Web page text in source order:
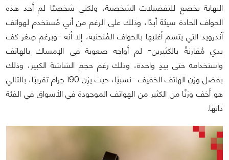
النهاية يخضع للتفضيلات الشخصية، ولكني شخصيًا لم أجد هذه
الحواف الحادة سيئة أبدًا، وذلك على الرغم من أني مُستخدم لهواتف
آندرويد التي يتسم أغلبها بالحواف المُنحنية، إلا أنه -وبرغم صِغر كف
يدي مُقارنةً بالكثيرين- لم أواجه صعوبة في الإمساك بالهاتف
واستخدامه حتى بيدٍ واحدة، وذلك رغم حجم الشاشة الكبير، وذلك
بفضل وزن الهاتف الخفيف -نسبيًا، حيث يزِن 190 جرام تقريبًا، بالتالي
هو أخف وزنًا من الكثير من الهواتف الموجودة في الأسواق في الفئة
ذاتها.